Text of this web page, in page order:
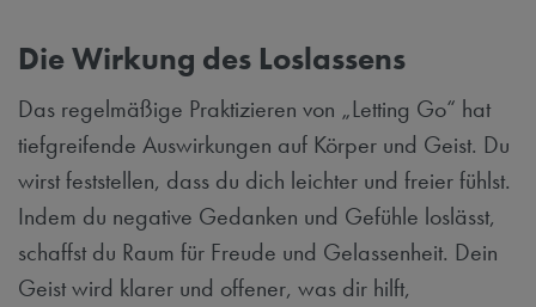
Die Wirkung des Loslassens
Das regelmäßige Praktizieren von „Letting Go“ hat
tiefgreifende Auswirkungen auf Körper und Geist. Du
wirst feststellen, dass du dich leichter und freier fühlst.
Indem du negative Gedanken und Gefühle loslässt,
schaffst du Raum für Freude und Gelassenheit. Dein
Geist wird klarer und offener, was dir hilft,